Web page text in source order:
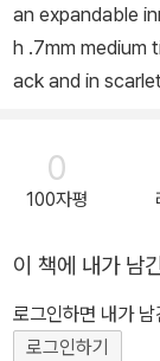
an expandable
h .7mm medium
ack and in
0
100자평
이 책에 내가 남
로그인하면 내가
로그인하기